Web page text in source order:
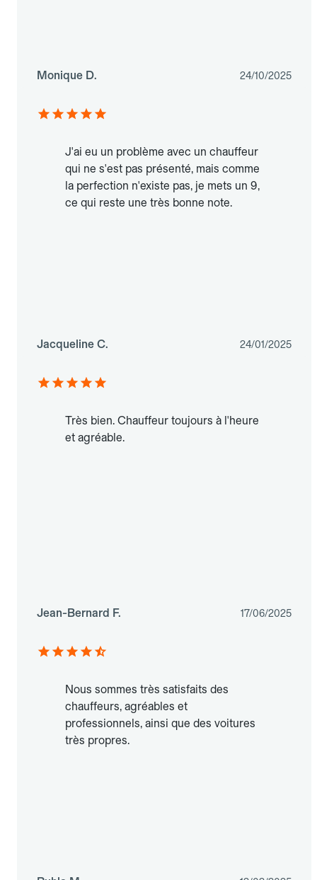
Monique D. 24/10/2025
J'ai eu un problème avec un chauffeur
qui ne s'est pas présenté, mais comme
la perfection n'existe pas, je mets un 9,
ce qui reste une très bonne note.
Jacqueline C. 24/01/2025
Très bien. Chauffeur toujours à l'heure
et agréable.
Jean-Bernard F. 17/06/2025
Nous sommes très satisfaits des
chauffeurs, agréables et
professionnels, ainsi que des voitures
très propres.